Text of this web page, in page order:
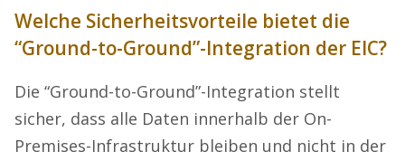
Welche Sicherheitsvorteile bietet die
“Ground-to-Ground”-Integration der EIC?
Die “Ground-to-Ground”-Integration stellt
sicher, dass alle Daten innerhalb der On-
Premises-Infrastruktur bleiben und nicht in der